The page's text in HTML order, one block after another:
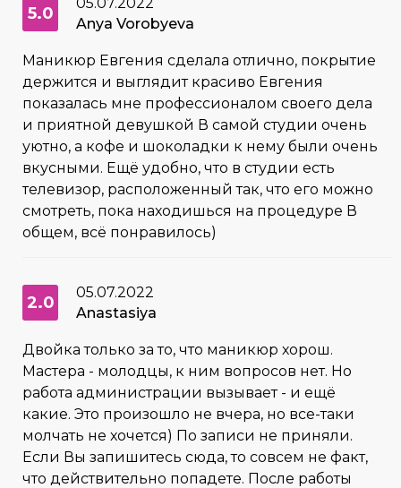
5.0
Anya Vorobyeva
Маникюр Евгения сделала отлично, покрытие
держится и выглядит красиво Евгения
показалась мне профессионалом своего дела
и приятной девушкой В самой студии очень
уютно, а кофе и шоколадки к нему были очень
вкусными. Ещё удобно, что в студии есть
телевизор, расположенный так, что его можно
смотреть, пока находишься на процедуре В
общем, всё понравилось)
2.0
05.07.2022
Anastasiya
Двойка только за то, что маникюр хорош.
Мастера - молодцы, к ним вопросов нет. Но
работа администрации вызывает - и ещё
какие. Это произошло не вчера, но все-таки
молчать не хочется) По записи не приняли.
Если Вы запишитесь сюда, то совсем не факт,
что действительно попадете. После работы